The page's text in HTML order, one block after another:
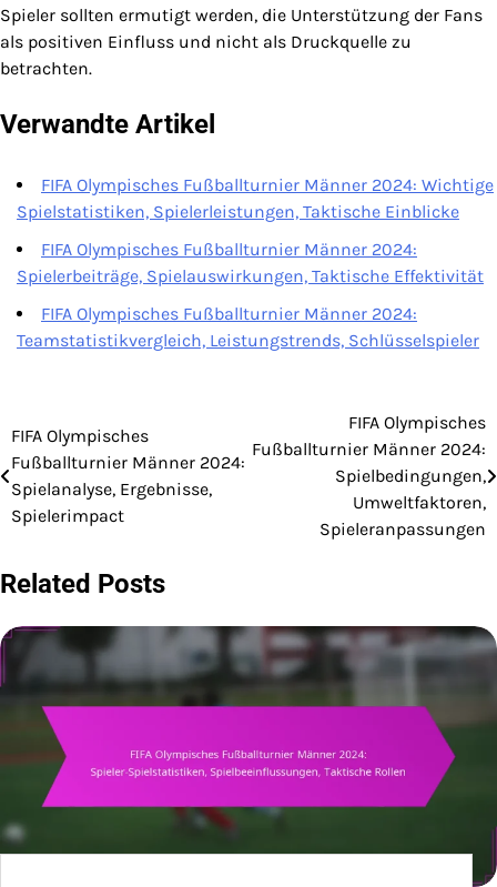
Spieler sollten ermutigt werden, die Unterstützung der Fans
als positiven Einfluss und nicht als Druckquelle zu
betrachten.
Verwandte Artikel
FIFA Olympisches Fußballturnier Männer 2024: Wichtige
Spielstatistiken, Spielerleistungen, Taktische Einblicke
FIFA Olympisches Fußballturnier Männer 2024:
Spielerbeiträge, Spielauswirkungen, Taktische Effektivität
FIFA Olympisches Fußballturnier Männer 2024:
Teamstatistikvergleich, Leistungstrends, Schlüsselspieler
Post
navigation
FIFA Olympisches
Fußballturnier Männer 2024:
Spielanalyse, Ergebnisse,
Spielerimpact
FIFA Olympisches
Fußballturnier Männer 2024:
Spielbedingungen,
Umweltfaktoren,
Spieleranpassungen
Related Posts